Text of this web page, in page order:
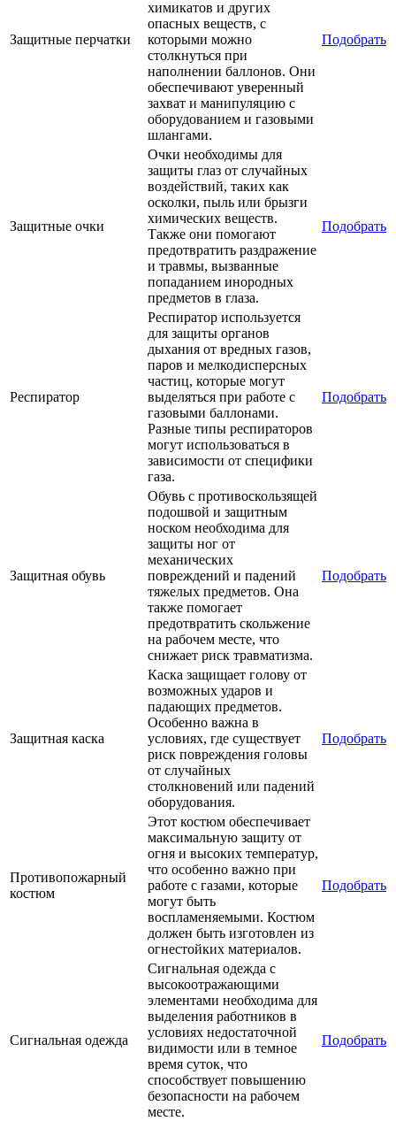
Защитные перчатки
химикатов и других
опасных веществ, с
которыми можно
столкнуться при
наполнении баллонов. Они
обеспечивают уверенный
захват и манипуляцию с
оборудованием и газовыми
шлангами.
Подобрать
Защитные очки
Очки необходимы для
защиты глаз от случайных
воздействий, таких как
осколки, пыль или брызги
химических веществ.
Также они помогают
предотвратить раздражение
и травмы, вызванные
попаданием инородных
предметов в глаза.
Подобрать
Респиратор
Респиратор используется
для защиты органов
дыхания от вредных газов,
паров и мелкодисперсных
частиц, которые могут
выделяться при работе с
газовыми баллонами.
Разные типы респираторов
могут использоваться в
зависимости от специфики
газа.
Подобрать
Защитная обувь
Обувь с противоскользящей
подошвой и защитным
носком необходима для
защиты ног от
механических
повреждений и падений
тяжелых предметов. Она
также помогает
предотвратить скольжение
на рабочем месте, что
снижает риск травматизма.
Подобрать
Защитная каска
Каска защищает голову от
возможных ударов и
падающих предметов.
Особенно важна в
условиях, где существует
риск повреждения головы
от случайных
столкновений или падений
оборудования.
Подобрать
Противопожарный
костюм
Этот костюм обеспечивает
максимальную защиту от
огня и высоких температур,
что особенно важно при
работе с газами, которые
могут быть
воспламеняемыми. Костюм
должен быть изготовлен из
огнестойких материалов.
Подобрать
Сигнальная одежда
Сигнальная одежда с
высокоотражающими
элементами необходима для
выделения работников в
условиях недостаточной
видимости или в темное
время суток, что
способствует повышению
безопасности на рабочем
месте.
Подобрать